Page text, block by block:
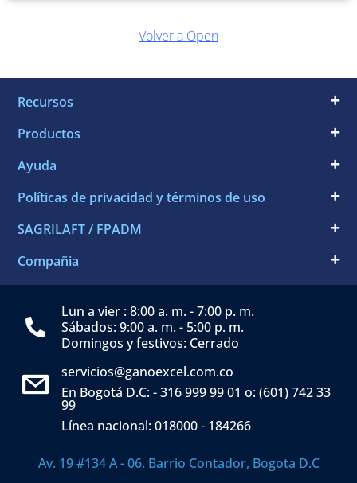
Volver a Open
Recursos
Productos
Ayuda
Políticas de privacidad y términos de uso
SAGRILAFT / FPADM
Compañia
Lun a vier : 8:00 a. m. - 7:00 p. m.
Sábados: 9:00 a. m. - 5:00 p. m.
Domingos y festivos: Cerrado
servicios@ganoexcel.com.co
En Bogotá D.C: - 316 999 99 01 o: (601) 742 33
99
Línea nacional: 018000 - 184266
Av. 19 #134 A - 06. Barrio Contador, Bogota D.C